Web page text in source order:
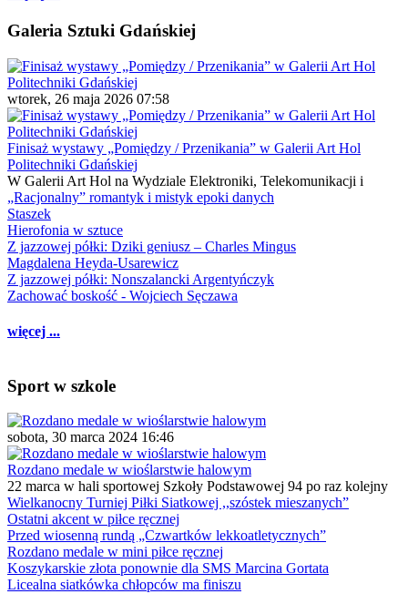
Galeria Sztuki Gdańskiej
wtorek, 26 maja 2026 07:58
Finisaż wystawy „Pomiędzy / Przenikania” w Galerii Art Hol
Politechniki Gdańskiej
W Galerii Art Hol na Wydziale Elektroniki, Telekomunikacji i
„Racjonalny” romantyk i mistyk epoki danych
Staszek
Hierofonia w sztuce
Z jazzowej półki: Dziki geniusz – Charles Mingus
Magdalena Heyda-Usarewicz
Z jazzowej półki: Nonszalancki Argentyńczyk
Zachować boskość - Wojciech Sęczawa
więcej ...
Sport w szkole
sobota, 30 marca 2024 16:46
Rozdano medale w wioślarstwie halowym
22 marca w hali sportowej Szkoły Podstawowej 94 po raz kolejny
Wielkanocny Turniej Piłki Siatkowej ,,szóstek mieszanych”
Ostatni akcent w piłce ręcznej
Przed wiosenną rundą „Czwartków lekkoatletycznych”
Rozdano medale w mini piłce ręcznej
Koszykarskie złota ponownie dla SMS Marcina Gortata
Licealna siatkówka chłopców ma finiszu